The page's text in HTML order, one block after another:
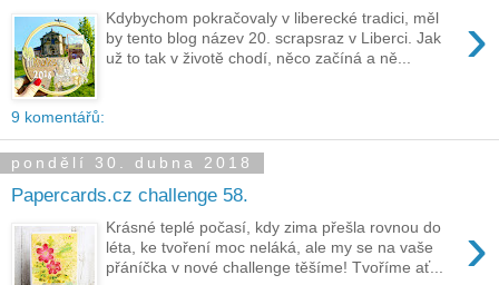
›
Kdybychom pokračovaly v liberecké tradici, měl
by tento blog název 20. scrapsraz v Liberci. Jak
už to tak v životě chodí, něco začíná a ně...
9 komentářů:
pondělí 30. dubna 2018
Papercards.cz challenge 58.
›
Krásné teplé počasí, kdy zima přešla rovnou do
léta, ke tvoření moc neláká, ale my se na vaše
přáníčka v nové challenge těšíme! Tvoříme ať...